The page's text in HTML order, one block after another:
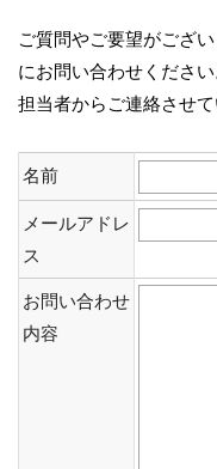
ご質問やご要望がござ
にお問い合わせくださ
担当者からご連絡させて
名前
メールアドレ
ス
お問い合わせ
内容